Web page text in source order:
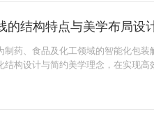
的结构特点与美学布局设
制药、食品及化工领域的智能化包装
结构设计与简约美学理念，在实现高
，达成工业实用性与视觉协调性的平
析：一、核心结构特点(一)模块化柔